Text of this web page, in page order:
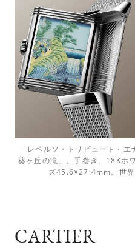
「レベルソ・トリビュート・
葵ヶ丘の滝」。手巻き。18Kホ
ズ45.6×27.4mm。世界
CARTIER